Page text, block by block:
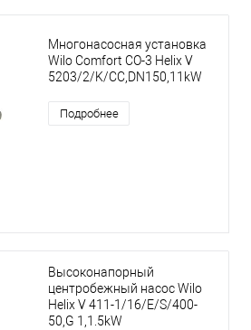
Многонасосная установка
Wilo Comfort CO-3 Helix V
5203/2/K/CC,DN150,11kW
Подробнее
Высоконапорный
центробежный насос Wilo
Helix V 411-1/16/E/S/400-
50,G 1,1.5kW